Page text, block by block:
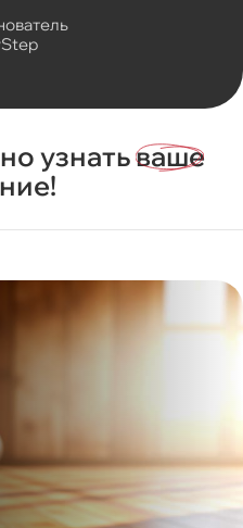
узнатьваше